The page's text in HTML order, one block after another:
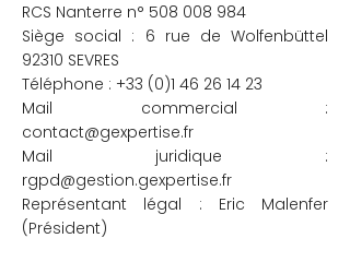
RCS Nanterre n° 508 008 984
Siège social : 6 rue de Wolfenbüttel
92310 SEVRES
Téléphone : +33 (0)1 46 26 14 23
Mail commercial :
contact@gexpertise.fr
Mail juridique :
rgpd@gestion.gexpertise.fr
Représentant légal : Eric Malenfer
(Président)